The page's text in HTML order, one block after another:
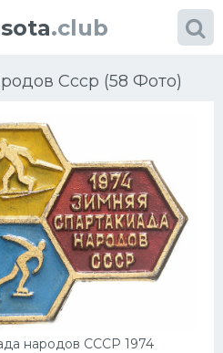
.club
Ссср (58 Фото)
народов СССР 1974